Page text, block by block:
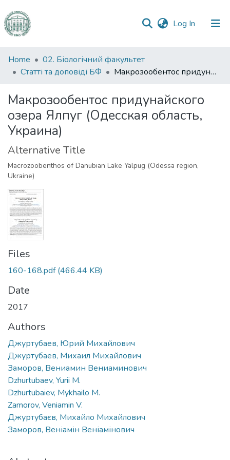
Log In (current)
Communities
&
All of DSpace
Statistics
Home
02. Біологічний факультет
Статті та доповіді БФ
Макрозообентос придунайского озера Ялпуг (Одесская область, Украина)
Макрозообентос придунайского
озера Ялпуг (Одесская область,
Украина)
Alternative Title
Macrozoobenthos of Danubian Lake Yalpug (Odessa region,
Ukraine)
Files
160-168.pdf(466.44 KB)
Date
2017
Authors
Джуртубаев, Юрий Михайлович
Джуртубаев, Михаил Михайлович
Заморов, Вениамин Вениаминович
Dzhurtubaev, Yurii M.
Dzhurtubaiev, Mykhailo M.
Zamorov, Veniamin V.
Джуртубаєв, Михайло Михайлович
Заморов, Веніамін Веніамінович